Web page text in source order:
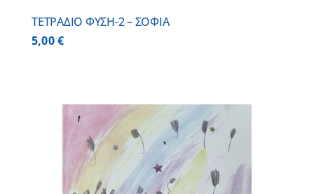
ΤΕΤΡΑΔΙΟ ΦΥΣΗ-2 – ΣΟΦΙΑ
5,00€